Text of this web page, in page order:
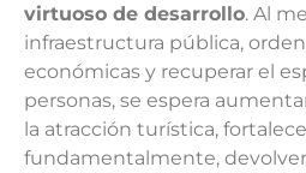
virtuoso de desarrollo. Al
infraestructura pública,
económicas y recuperar el
personas, se espera
la atracción turística,
fundamentalmente,